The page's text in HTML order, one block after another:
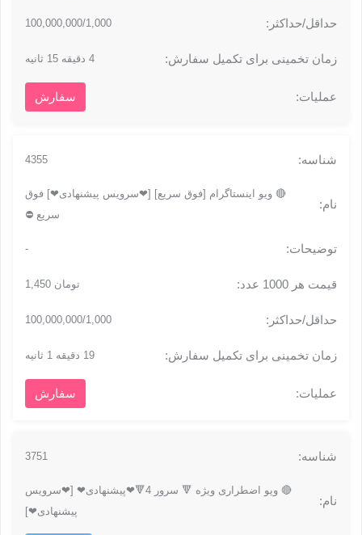
100,000,000/1,000
4 دقیقه 15 ثانیه
سفارش
4355
🔴 ویو اینستاگرام [فوق سریع] [❤سرویس پیشنهادی❤] فوق
سریع ⛔
-
تومان 1,450
100,000,000/1,000
19 دقیقه 1 ثانیه
سفارش
3751
🔴 ویو اضطراری ویژه 🔻 سرور 4🔻❤پیشنهادی❤ [❤سرویس
پیشنهادی❤]